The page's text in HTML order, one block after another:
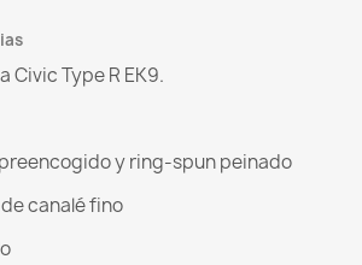
Civic Type R EK9.
y ring-spun peinado
canalé fino